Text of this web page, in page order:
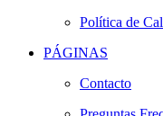
Política de
PÁGINAS
Contacto